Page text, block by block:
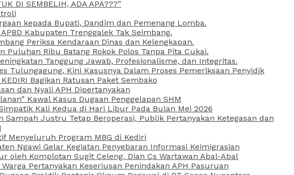
DI SEMBELIH, ADA APA???”
kepada Bupati, Dandim dan Pemenang Lomba.
Kabupaten Trenggalek Tak Seimbang.
Periksa Kendaraan Dinas dan Kelengkapan.
Puluhan Ribu Batang Rokok Polos Tanpa Pita Cukai.
Tanggung Jawab, Profesionalisme, dan Integritas.
Tulungagung, Kini Kasusnya Dalam Proses Pemeriksaan Penyidik
Bagikan Ratusan Paket Sembako
dan Nyali APH Dipertanyakan
Kawal Kasus Dugaan Penggelapan SHM
Kali Kedua di Hari Libur Pada Bulan Mei 2026
Sampah Justru Tetap Beroperasi, Publik Pertanyakan Ketegasan dan
Menyeluruh Program MBG di Kediri
Ngawi Gelar Kegiatan Penyebaran Informasi Keimigrasian
oleh Komplotan Sugit Celeng, Dian Cs Wartawan Abal-Abal
Pertanyakan Keseriusan Penindakan APH Pasuruan